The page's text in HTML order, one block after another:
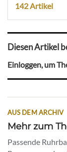
142 Artikel
Diesen Artikel
Einloggen, um
AUS DEM ARCHIV
Mehr zum
Passende